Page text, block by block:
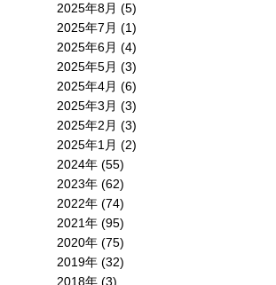
2025年8月 (5)
2025年7月 (1)
2025年6月 (4)
2025年5月 (3)
2025年4月 (6)
2025年3月 (3)
2025年2月 (3)
2025年1月 (2)
2024年 (55)
2023年 (62)
2022年 (74)
2021年 (95)
2020年 (75)
2019年 (32)
2018年 (3)